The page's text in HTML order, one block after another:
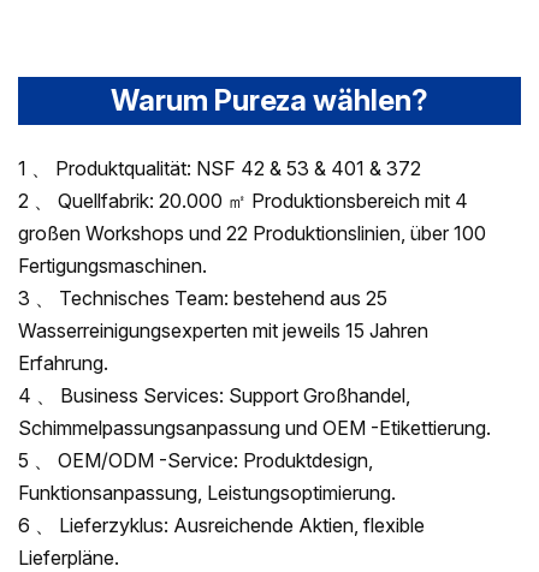
Warum Pureza wählen?
1 、 Produktqualität: NSF 42 & 53 & 401 & 372
2 、 Quellfabrik: 20.000 ㎡ Produktionsbereich mit 4
großen Workshops und 22 Produktionslinien, über 100
Fertigungsmaschinen.
3 、 Technisches Team: bestehend aus 25
Wasserreinigungsexperten mit jeweils 15 Jahren
Erfahrung.
4 、 Business Services: Support Großhandel,
Schimmelpassungsanpassung und OEM -Etikettierung.
5 、 OEM/ODM -Service: Produktdesign,
Funktionsanpassung, Leistungsoptimierung.
6 、 Lieferzyklus: Ausreichende Aktien, flexible
Lieferpläne.